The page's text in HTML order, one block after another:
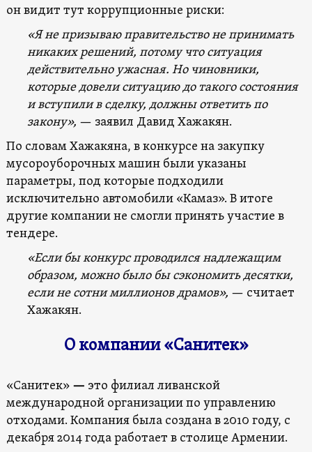
он видит тут коррупционные риски:
«Я не призываю правительство не принимать
никаких решений, потому что ситуация
действительно ужасная. Но чиновники,
которые довели ситуацию до такого состояния
и вступили в сделку, должны ответить по
закону», — заявил Давид Хажакян.
По словам Хажакяна, в конкурсе на закупку
мусороуборочных машин были указаны
параметры, под которые подходили
исключительно автомобили «Камаз». В итоге
другие компании не смогли принять участие в
тендере.
«Если бы конкурс проводился надлежащим
образом, можно было бы сэкономить десятки,
если не сотни миллионов драмов», — считает
Хажакян.
О компании «Санитек»
«Санитек»— это филиал ливанской
международной организации по управлению
отходами. Компания была создана в 2010 году, с
декабря 2014 года работает в столице Армении.